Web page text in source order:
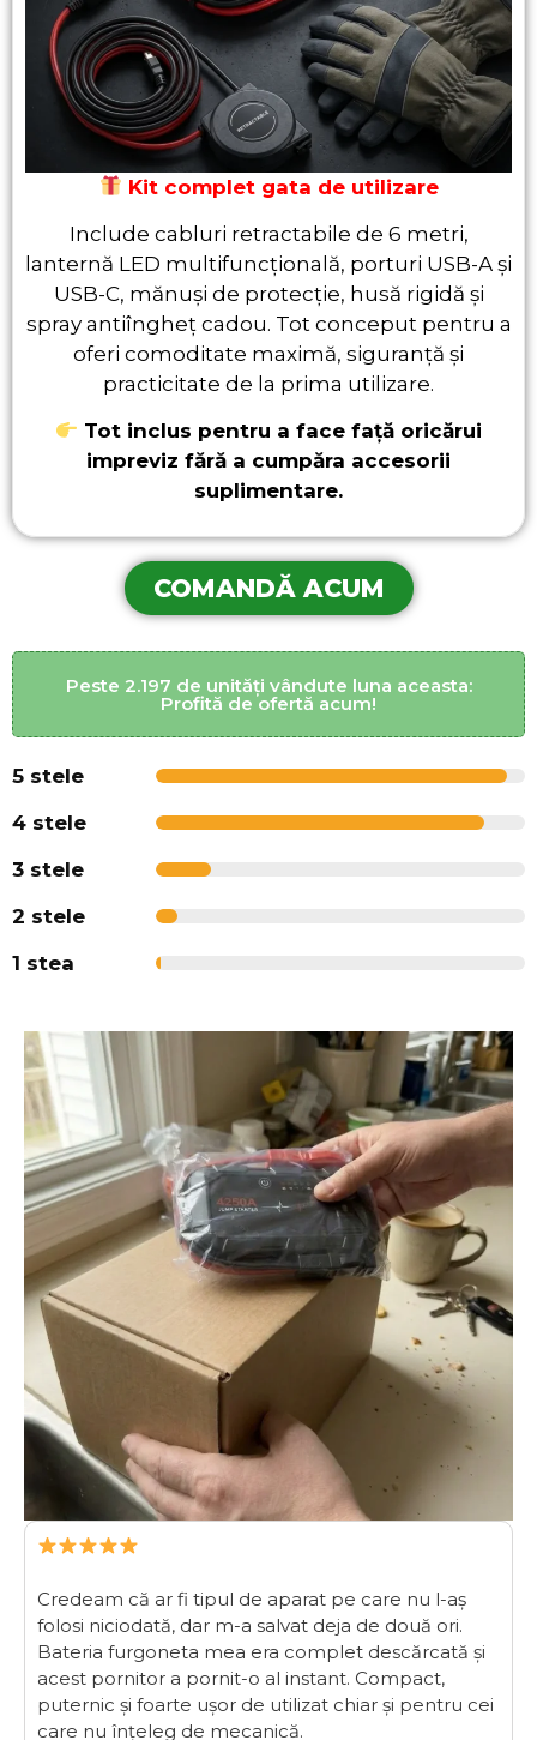
Kit complet gata de utilizare
Include cabluri retractabile de 6 metri,
lanternă LED multifuncțională, porturi USB-A și
USB-C, mănuși de protecție, husă rigidă și
spray antiîngheț cadou. Tot conceput pentru a
oferi comoditate maximă, siguranță și
practicitate de la prima utilizare.
Tot inclus pentru a face față oricărui
impreviz fără a cumpăra accesorii
suplimentare.
COMANDĂ ACUM
Peste 2.197 de unități vândute luna aceasta:
Profită de ofertă acum!
5 stele
4 stele
3 stele
2 stele
1 stea
Credeam că ar fi tipul de aparat pe care nu l-aș
folosi niciodată, dar m-a salvat deja de două ori.
Bateria furgoneta mea era complet descărcată și
acest pornitor a pornit-o al instant. Compact,
puternic și foarte ușor de utilizat chiar și pentru cei
care nu înțeleg de mecanică.